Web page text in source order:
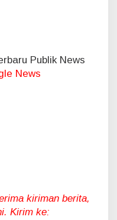
Publik News
News
kiriman berita,
Kirim ke: